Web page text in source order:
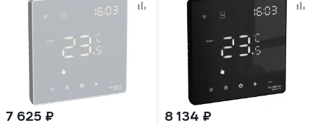
7 625 ₽ 8 134 ₽